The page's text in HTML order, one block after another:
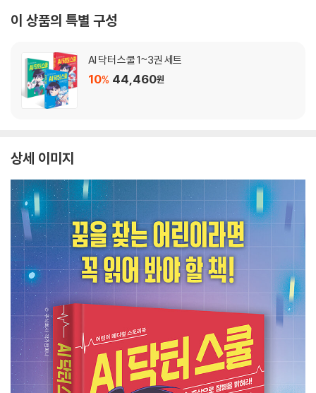
이 상품의 특별 구성
AI 닥터 스쿨 1~3권 세트
10% 44,460원
상세 이미지